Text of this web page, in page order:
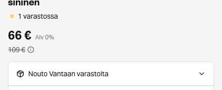
1 varastossa
66 € Alv 0%
109 €
Nouto Vantaan varastolta